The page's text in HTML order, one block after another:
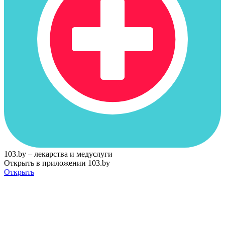
103.by – лекарства и медуслуги
Открыть в приложении 103.by
Открыть